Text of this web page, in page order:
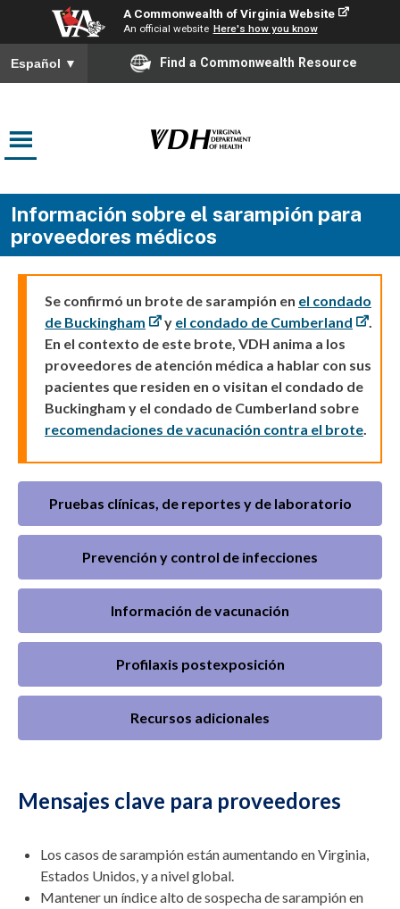
A Commonwealth of Virginia Website
An official website Here's how you know
Español ▼ Find a Commonwealth Resource
Información sobre el sarampión para
proveedores médicos
Se confirmó un brote de sarampión en el condado
de Buckingham
y el condado de Cumberland
.
En el contexto de este brote, VDH anima a los
proveedores de atención médica a hablar con sus
pacientes que residen en o visitan el condado de
Buckingham y el condado de Cumberland sobre
recomendaciones de vacunación contra el brote.
Pruebas clínicas, de reportes y de laboratorio
Prevención y control de infecciones
Información de vacunación
Profilaxis postexposición
Recursos adicionales
Mensajes clave para proveedores
Los casos de sarampión están aumentando en Virginia,
Estados Unidos, ya nivel global.
Mantener un índice alto de sospecha de sarampión en